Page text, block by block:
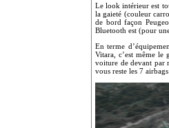
Le look intérieur est
la gaieté (couleur
de bord façon
Bluetooth est (pour
En terme
Vitara, c’est même
voiture de devant par
vous reste les 7